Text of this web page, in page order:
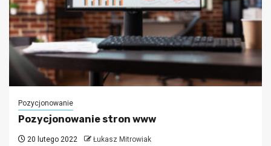
Pozycjonowanie
Pozycjonowanie stron www
20 lutego 2022 Łukasz Mitrowiak